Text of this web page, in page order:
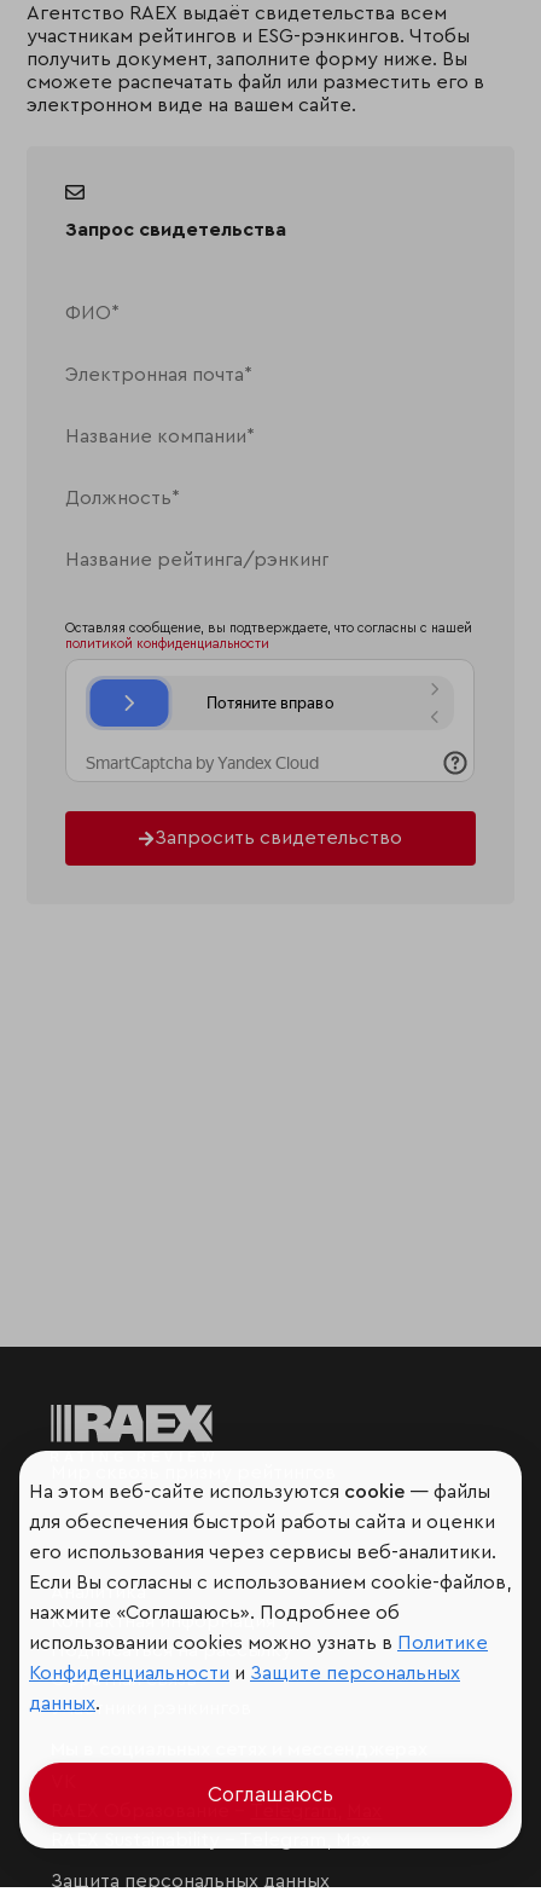
Агентство RAEX выдаёт свидетельства всем
участникам рейтингов и ESG-рэнкингов. Чтобы
получить документ, заполните форму ниже. Вы
сможете распечатать файл или разместить его в
электронном виде на вашем сайте.
Запрос свидетельства
Оставляя сообщение, вы подтверждаете, что согласны с нашей
политикой конфиденциальности
Запросить свидетельство
Аналитика
Контактная информация
Подписаться на рассылку
Обратная связь
Участники рэнкингов
Защита персональных данных
На этом веб-сайте используются cookie — файлы
для обеспечения быстрой работы сайта и оценки
его использования через сервисы веб-аналитики.
Если Вы согласны с использованием cookie-файлов,
нажмите «Соглашаюсь». Подробнее об
использовании cookies можно узнать в Политике
Конфиденциальности и Защите персональных
данных.
Соглашаюсь